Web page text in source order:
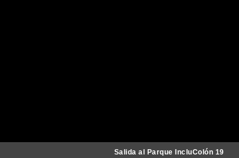
Salida al Parque IncluColón 19